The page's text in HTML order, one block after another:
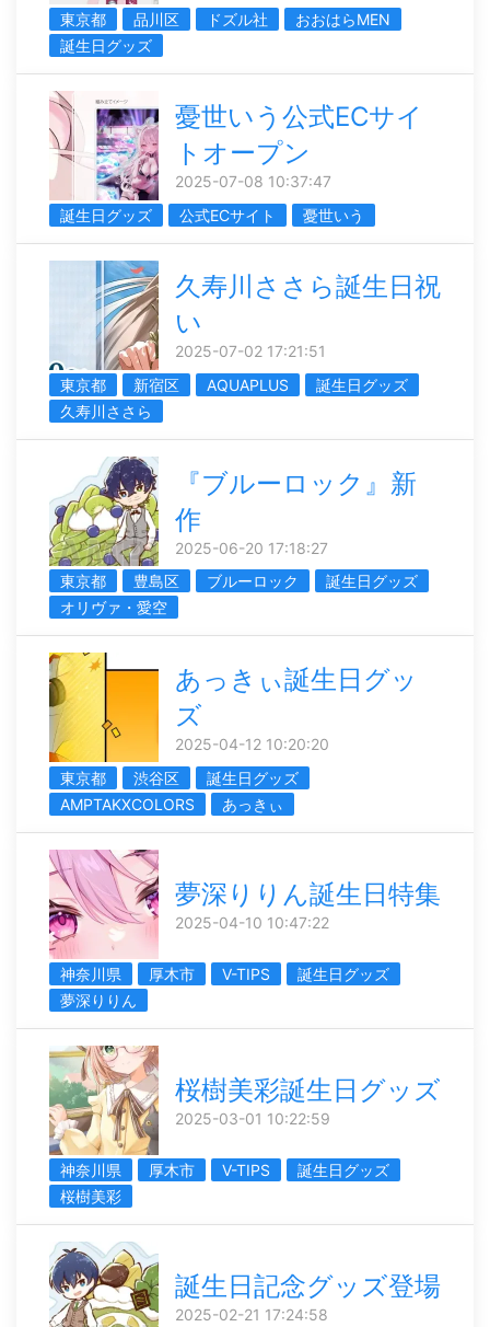
東京都
品川区 ドズル社
おおはらMEN
誕生日グッズ
憂世いう公式ECサイ
トオープン
2025-07-08 10:37:47
誕生日グッズ
公式ECサイト 憂世いう
久寿川ささら誕生日祝
い
2025-07-02 17:21:51
東京都
新宿区 AQUAPLUS
誕生日グッズ
久寿川ささら
『ブルーロック』新
作
2025-06-20 17:18:27
東京都
豊島区 ブルーロック
誕生日グッズ
オリヴァ・愛空
あっきぃ誕生日グッ
ズ
2025-04-12 10:20:20
東京都
渋谷区
誕生日グッズ
AMPTAKXCOLORS
あっきぃ
夢深りりん誕生日特集
2025-04-10 10:47:22
神奈川県 厚木市 V-TIPS
誕生日グッズ
夢深りりん
桜樹美彩誕生日グッズ
2025-03-01 10:22:59
神奈川県 厚木市 V-TIPS
誕生日グッズ
桜樹美彩
誕生日記念グッズ登場
2025-02-21 17:24:58